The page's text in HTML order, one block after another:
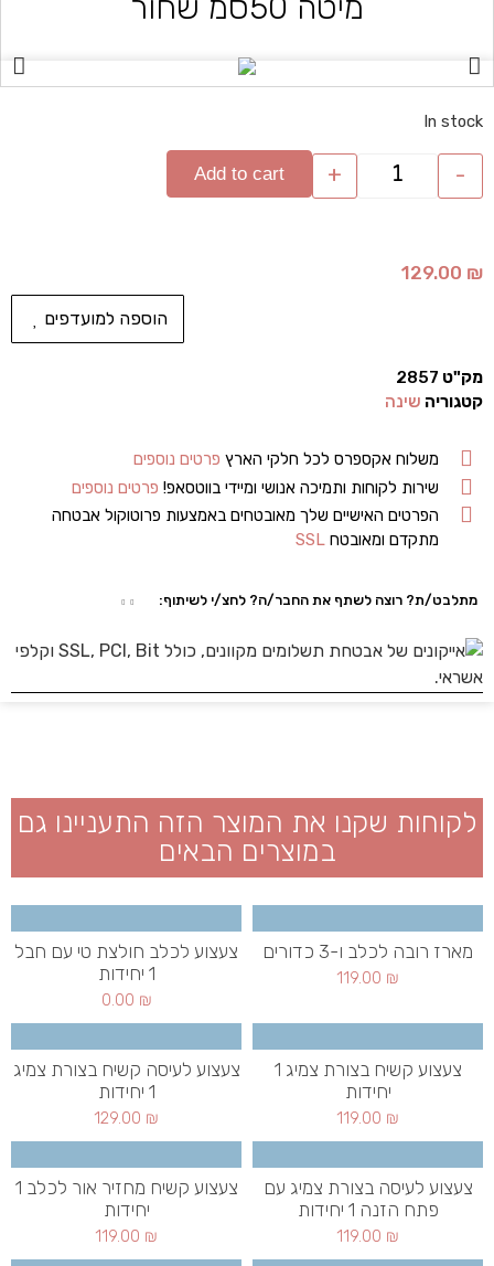
מיטה 50סמ שחור
In stock
-
+
Add to cart
129.00 ₪
הוספה למועדפים
מק"ט 2857
קטגוריה שינה
משלוח אקספרס לכל חלקי הארץ פרטים נוספים
שירות לקוחות ותמיכה אנושי ומיידי בווטסאפ! פרטים נוספים
הפרטים האישיים שלך מאובטחים באמצעות פרוטוקול אבטחה
מתקדם ומאובטחSSL
מתלבט/ת? רוצה לשתף את החבר/ה? לחצ/י לשיתוף:
לקוחות שקנו את המוצר הזה התעניינו גם
במוצרים הבאים
מארז רובה לכלב ו-3 כדורים
119.00 ₪
צעצוע לכלב חולצת טי עם חבל
1 יחידות
0.00 ₪
צעצוע קשיח בצורת צמיג 1
יחידות
119.00 ₪
צעצוע לעיסה קשיח בצורת צמיג
1 יחידות
129.00 ₪
צעצוע לעיסה בצורת צמיג עם
פתח הזנה 1 יחידות
119.00 ₪
צעצוע קשיח מחזיר אור לכלב 1
יחידות
119.00 ₪